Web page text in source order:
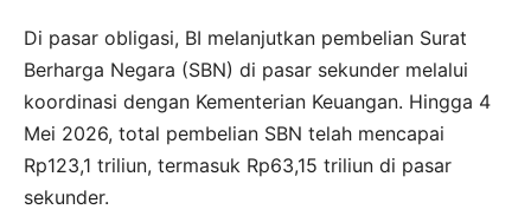
Di pasar obligasi, BI melanjutkan pembelian Surat
Berharga Negara (SBN) di pasar sekunder melalui
koordinasi dengan Kementerian Keuangan. Hingga 4
Mei 2026, total pembelian SBN telah mencapai
Rp123,1 triliun, termasuk Rp63,15 triliun di pasar
sekunder.